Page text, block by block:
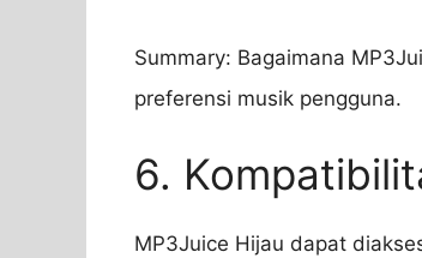
Summary: Bagaimana
preferensi musik pengguna.
6.
MP3Juice Hijau dapat